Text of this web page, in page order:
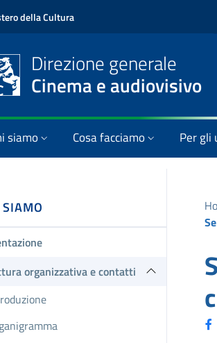
della Cultura
Direzione generale
Cinema e audiovisivo
siamo Cosa facciamo Per gli
organizzativa e contatti